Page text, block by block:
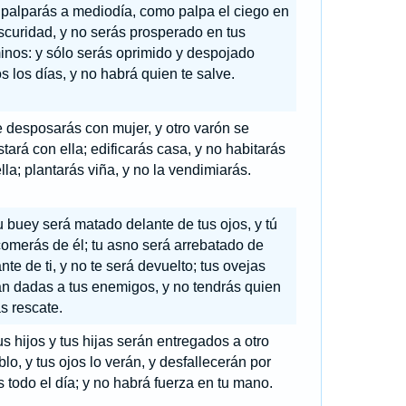
a mediodía, como palpa el ciego en
y no serás prosperado en tus
y sólo serás oprimido y despojado
los días, y no habrá quien te salve.
desposarás con mujer, y otro varón se
con ella; edificarás casa, y no habitarás
plantarás viña, y no la vendimiarás.
buey será matado delante de tus ojos, y tú
de él; tu asno será arrebatado de
de ti, y no te será devuelto; tus ovejas
dadas a tus enemigos, y no tendrás quien
rescate.
hijos y tus hijas serán entregados a otro
y tus ojos lo verán, y desfallecerán por
todo el día; y no habrá fuerza en tu mano.